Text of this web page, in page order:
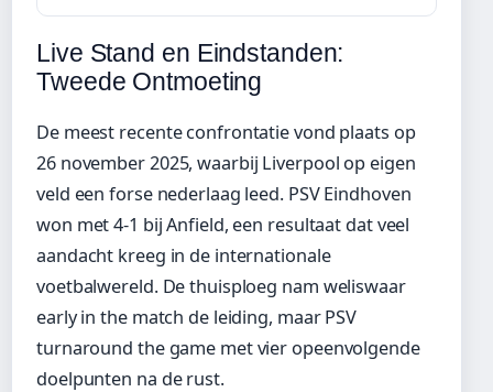
Live Stand en Eindstanden:
Tweede Ontmoeting
De meest recente confrontatie vond plaats op
26 november 2025, waarbij Liverpool op eigen
veld een forse nederlaag leed. PSV Eindhoven
won met 4-1 bij Anfield, een resultaat dat veel
aandacht kreeg in de internationale
voetbalwereld. De thuisploeg nam weliswaar
early in the match de leiding, maar PSV
turnaround the game met vier opeenvolgende
doelpunten na de rust.